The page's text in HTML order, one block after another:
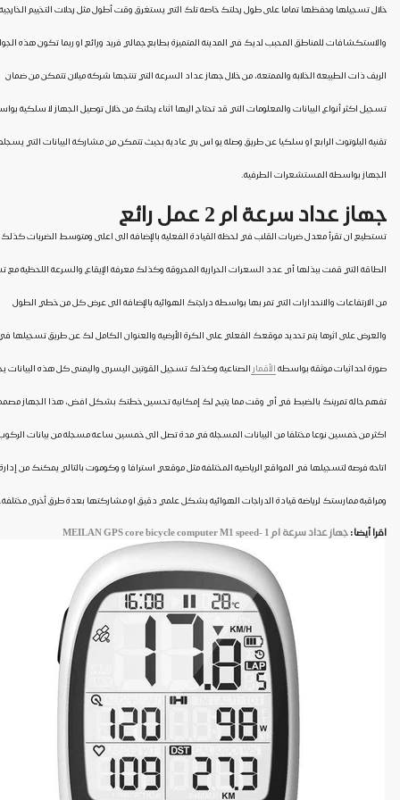
خلال تسجيلها وحفظها تماما على طول رحلتك خاصة تلك التي يستغرق وقت أطول مثل رحلات التخييم الخارجية
والاستكشافات للمناطق المحبب لديك في المدينة المتميزة بطابع جمالي فريد ورائع او ربما تكون هذه
الريف ذات الطبيعة الخلابة والممتعة، من خلال جهاز عداد السرعة التي تنتجها شركة ميلان تتمكن من ضمان
تسجيل اكثر أنواع البيانات والمعلومات التي قد تحتاج اليها اثناء رحلتك من خلال توصيل الجهاز لا سلكية
تقنية البلوتوث الرابع او سلكيا عن طريق وصلة يو اس بي عادية بحيث تتمكن من مشاركة البيانات التي
الجهاز بواسطة المستشعرات الطرفية.
جهاز عداد سرعة ام 2 عمل رائع
تستطيع ان تقرأ معدل ضربات القلب في لحظة القيادة الفعلية بالإضافة الى اعلى ومتوسط الضربات كذلك
الطاقة التي قمت ببذلها أي عدد السعرات الحرارية المحروقة وكذلك معرفة الإيقاع والسرعة اللحظية مع
من الارتفاعات والانحدارات التي تمر بها بواسطة دراجتك الهوائية بالإضافة الى عرض كل من خطي الطول
والعرض على اثرها يتم تحديد موقعك الفعلي على الكرة الأرضية والعنوان الكامل لك عن طريق تسجيلها في
صورة احداثيات موثقة بواسطة الأقمار الصناعية وكذلك تسجيل القوتين اليسرى واليمنى كل هذه البيانات
تفهم حالة تمرينك بالضبط في أي وقت مما يتيح لك إمكانية تحسين خطتك بشكل افض، هذا الجهاز
اكثر من خمسين نوعا مختلفا من البيانات المسجلة في مدة تصل الى خمسين ساعة مسجلة من بيانات
اتاحة فرصة لتسجيلها في المواقع الرياضية المختلفة مثل موقعي استرافا و وكوموت بالتالي يمكنك من إدارة
ومراقبة ممارستك لرياضة قيادة الدراجات الهوائية بشكل علمي دقيق او مشاركتها بعدة طرق أخرى مختلفة.
اقرا أيضا: جهاز عداد سرعة ام 1 - MEILAN GPS core bicycle computer M1 speed